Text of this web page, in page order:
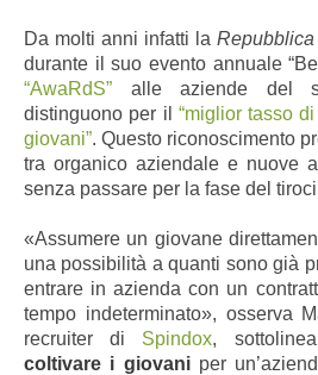
Da molti anni infatti la
durante il suo evento annuale
“AwaRdS” alle aziende del
distinguono per il “miglior tasso
giovani”. Questo riconoscimento
tra organico aziendale e nuove
senza passare per la fase del
«Assumere un giovane
una possibilità a quanti sono già
entrare in azienda con un
tempo indeterminato», osserva
recruiter di Spindox,
coltivare i giovaniper